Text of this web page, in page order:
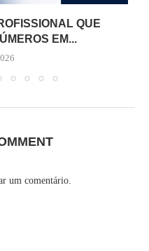
QUE
EM...
um comentário.